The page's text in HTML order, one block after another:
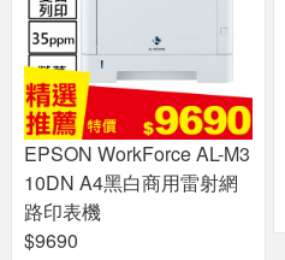
EPSON WorkForce AL-M3
10DN A4黑白商用雷射網
路印表機
$9690